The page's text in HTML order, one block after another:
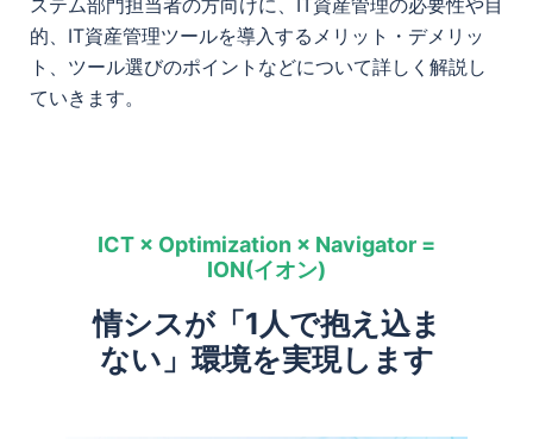
ステム部門担当者の方向けに、IT資産管理の必要性や目
的、IT資産管理ツールを導入するメリット・デメリッ
ト、ツール選びのポイントなどについて詳しく解説し
ていきます。
ICT × Optimization × Navigator =
ION(イオン)
情シスが「1人で抱え込ま
ない」環境を実現します